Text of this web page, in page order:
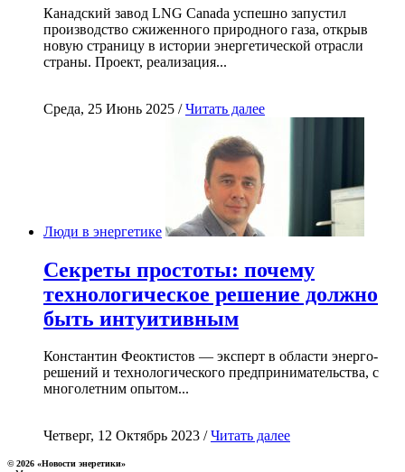
Канадский завод LNG Canada успешно запустил
производство сжиженного природного газа, открыв
новую страницу в истории энергетической отрасли
страны. Проект, реализация...
Среда, 25 Июнь 2025 /Читать далее
Люди в энергетике
Секреты простоты: почему
технологическое решение должно
быть интуитивным
Константин Феоктистов — эксперт в области энерго-
решений и технологического предпринимательства, с
многолетним опытом...
Четверг, 12 Октябрь 2023 /Читать далее
© 2026 «Новости энеретики»